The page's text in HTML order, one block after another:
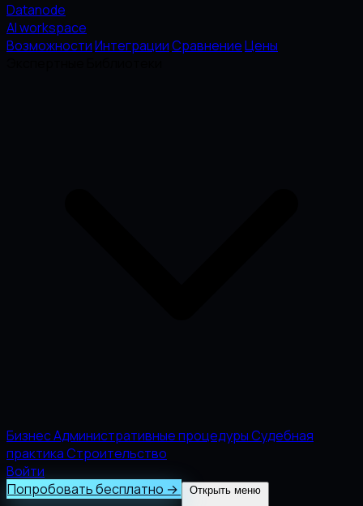
Datanode
AI workspace
ВозможностиИнтеграцииСравнениеЦены
БизнесАдминистративные процедурыСудебная
практикаСтроительство
Войти
Попробовать бесплатно → Открыть меню